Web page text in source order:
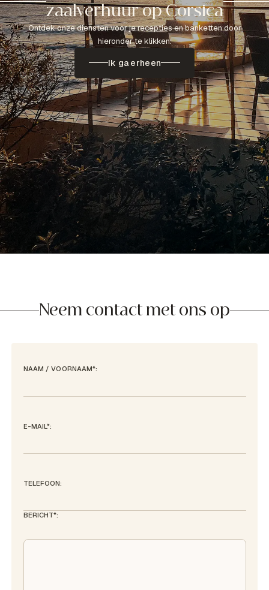
zaalverhuur op Corsica
Ontdek onze diensten voor je recepties en banketten door
hieronder te klikken.
Ik ga erheen
Neem contact met ons op
NAAM / VOORNAAM*:
E-MAIL*:
TELEFOON:
BERICHT*: